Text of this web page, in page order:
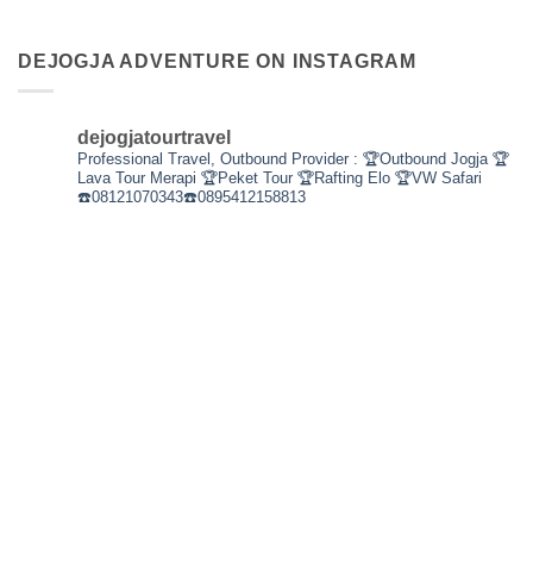
DEJOGJA ADVENTURE ON INSTAGRAM
dejogjatourtravel
Professional Travel, Outbound Provider : 🏆Outbound Jogja 🏆
Lava Tour Merapi 🏆Peket Tour 🏆Rafting Elo 🏆VW Safari
☎️08121070343☎️0895412158813